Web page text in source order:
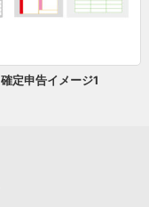
確定申告イメージ1